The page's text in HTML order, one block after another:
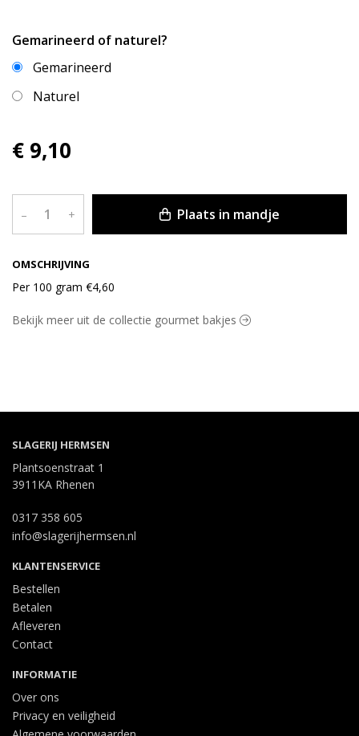
OMSCHRIJVING
Per 100 gram €4,60
Gemarineerd of naturel?
Gemarineerd
Naturel
€ 9,10
– + Plaats in mandje
Bekijk meer uit de collectie gourmet bakjes
SLAGERIJ HERMSEN
Plantsoenstraat 1
3911KA Rhenen
0317 358 605
info@slagerijhermsen.nl
KLANTENSERVICE
Bestellen
Betalen
Afleveren
Contact
INFORMATIE
Over ons
Privacy en veiligheid